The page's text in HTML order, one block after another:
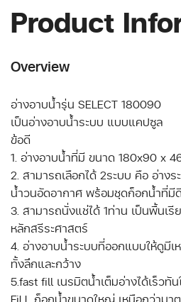
Product
Overview
อ่างอาบน้ำรุ่น SELECT 180090
เป็นอ่างอาบน้ำระบบ แบบแคปซูล
ข้อดี
1. อ่างอาบน้ำที่มี ขนาด 180x90 x
2. สามารถเลือกได้ 2ระบบ คือ อ่าง
น้ำวนอัดอากาศ พร้อมชุดก็อกน้ำที่มี
3. สามารถนั่งแช่ได้ 1ท่าน เป็นพื้นเ
หลักสรีระศาสตร์
4. อ่างอาบน้ำระบบที่ออกแบบให้ดูมี
ทั้งลึกและกว้าง
5.fast fill เนรมิตน้ำเต็มอ่างได้เร็วทั